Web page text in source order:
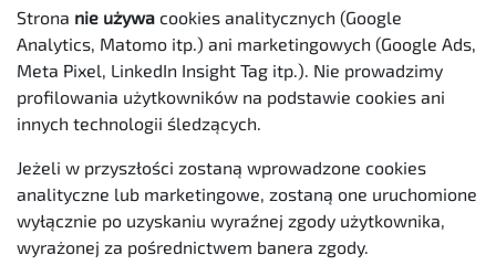
Strona nie używa cookies analitycznych (Google
Analytics, Matomo itp.) ani marketingowych (Google Ads,
Meta Pixel, LinkedIn Insight Tag itp.). Nie prowadzimy
profilowania użytkowników na podstawie cookies ani
innych technologii śledzących.
Jeżeli w przyszłości zostaną wprowadzone cookies
analityczne lub marketingowe, zostaną one uruchomione
wyłącznie po uzyskaniu wyraźnej zgody użytkownika,
wyrażonej za pośrednictwem banera zgody.